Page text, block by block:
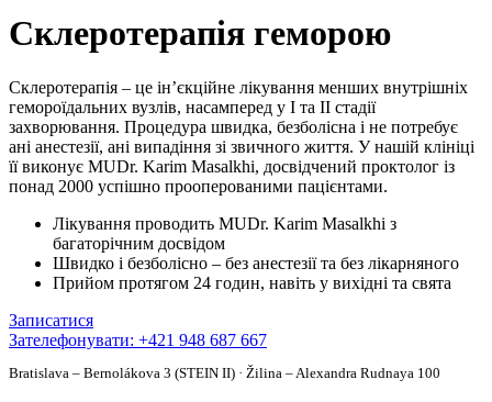
Склеротерапія геморою
Склеротерапія – це ін’єкційне лікування менших внутрішніх
гемороїдальних вузлів, насамперед у I та II стадії
захворювання. Процедура швидка, безболісна і не потребує
ані анестезії, ані випадіння зі звичного життя. У нашій клініці
її виконує MUDr. Karim Masalkhi, досвідчений проктолог із
понад 2000 успішно прооперованими пацієнтами.
Лікування проводить MUDr. Karim Masalkhi з
багаторічним досвідом
Швидко і безболісно – без анестезії та без лікарняного
Прийом протягом 24 годин, навіть у вихідні та свята
Записатися
Зателефонувати: +421 948 687 667
Bratislava – Bernolákova 3 (STEIN II) · Žilina – Alexandra Rudnaya 100